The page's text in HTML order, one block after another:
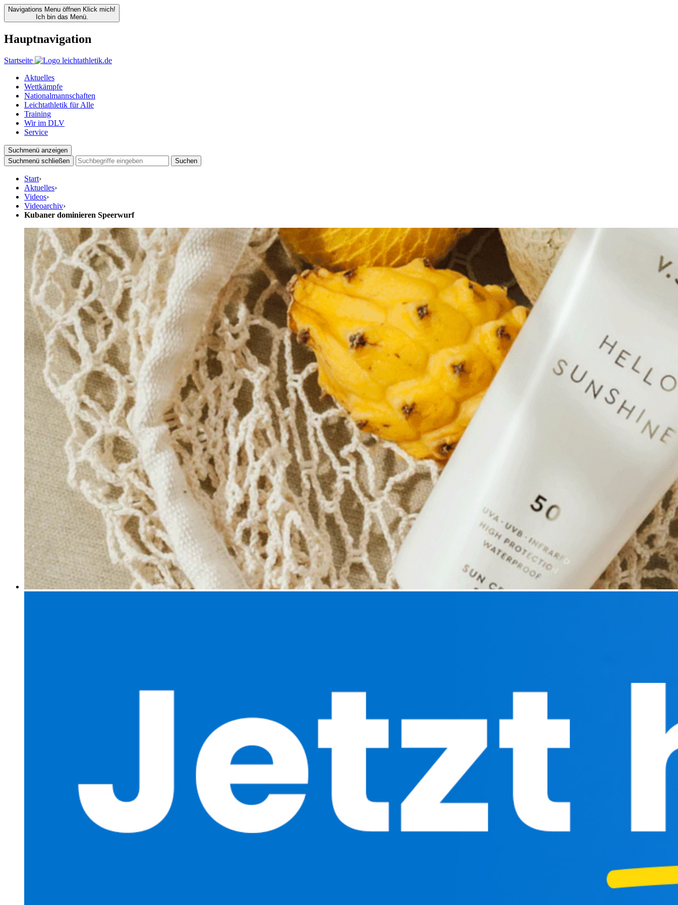
Navigations Menu öffnen Klick mich!
Ich bin das Menü.
Hauptnavigation
Startseite
Aktuelles
Wettkämpfe
Nationalmannschaften
Leichtathletik für Alle
Training
Wir im DLV
Service
Suchmenü anzeigen
Suchmenü schließen
Suchen
Start›
Aktuelles›
Videos›
Videoarchiv›
Kubaner dominieren Speerwurf